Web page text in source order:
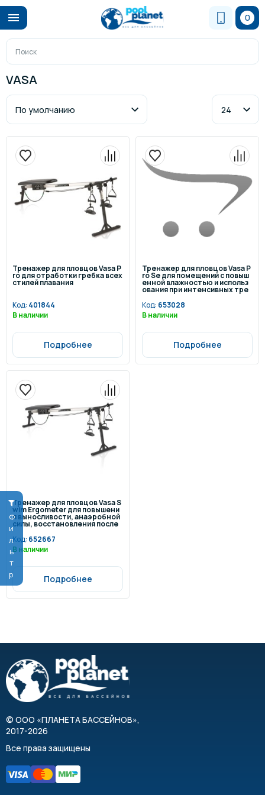
0
Фильтр
VASA
Тренажер для пловцов Vasa P
ro для отработки гребка всех
стилей плавания
Код: 401844
В наличии
Подробнее
Тренажер для пловцов Vasa P
ro Se для помещений с повыш
енной влажностью и использ
ования при интенсивных тре
нировках по плаванию
Код: 653028
В наличии
Подробнее
Тренажер для пловцов Vasa S
wim Ergometer для повышени
я выносливости, анаэробной
силы, восстановления после
травм и физиотерапии
Код: 652667
В наличии
Подробнее
© ООО «ПЛАНЕТА БАССЕЙНОВ»,
2017-2026
Все права защищены